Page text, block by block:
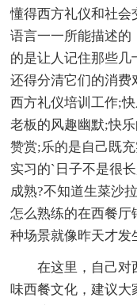
懂得西方礼仪和社会
语言一一所能描述的
的是让人记住那些几
还得分清它们的消费
西方礼仪培训工作;
老板的风趣幽默;快
赞赏;乐的是自己既
实习的`日子不是很
成熟?不知道生菜沙
怎么熟练的在西餐厅
种场景就像昨天才发
在这里，自己对
味西餐文化，建议大